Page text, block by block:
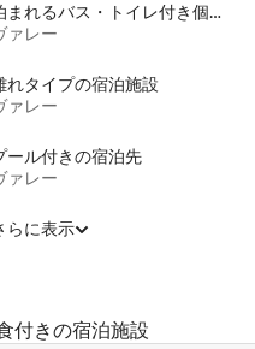
泊まれるバス・トイレ付き個室
ァレー
れタイプの宿泊施設
ァレー
ール付きの宿泊先
ァレー
らに表示
付きの宿泊施設